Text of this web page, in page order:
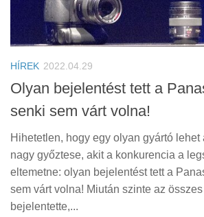
HÍREK 2022.04.29
Olyan bejelentést tett a
senki sem várt volna!
Hihetetlen, hogy egy olyan gyártó
nagy győztese, akit a konkurencia a
eltemetne: olyan bejelentést tett a
sem várt volna! Miután szinte az
bejelentette,...